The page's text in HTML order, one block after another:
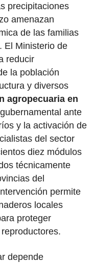
precipitaciones
amenazan
de las familias
El Ministerio de
reducir
la población
y diversos
agropecuaria en
ante
y la activación de
del sector
diez módulos
técnicamente
del
permite
locales
proteger
depende